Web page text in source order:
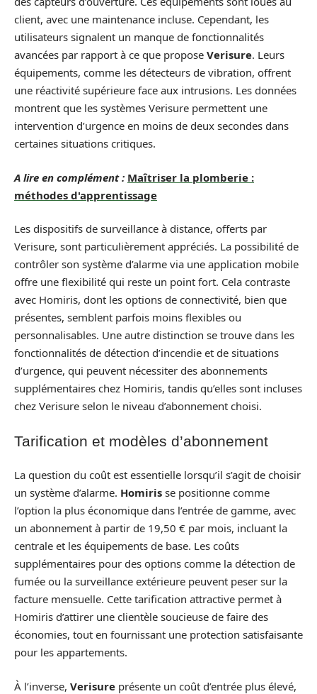
client, avec une maintenance incluse. Cependant, les
utilisateurs signalent un manque de fonctionnalités
avancées par rapport à ce que propose Verisure. Leurs
équipements, comme les détecteurs de vibration, offrent
une réactivité supérieure face aux intrusions. Les données
montrent que les systèmes Verisure permettent une
intervention d’urgence en moins de deux secondes dans
certaines situations critiques.
A lire en complément : Maîtriser la plomberie :
méthodes d'apprentissage
Les dispositifs de surveillance à distance, offerts par
Verisure, sont particulièrement appréciés. La possibilité de
contrôler son système d’alarme via une application mobile
offre une flexibilité qui reste un point fort. Cela contraste
avec Homiris, dont les options de connectivité, bien que
présentes, semblent parfois moins flexibles ou
personnalisables. Une autre distinction se trouve dans les
fonctionnalités de détection d’incendie et de situations
d’urgence, qui peuvent nécessiter des abonnements
supplémentaires chez Homiris, tandis qu’elles sont incluses
chez Verisure selon le niveau d’abonnement choisi.
Tarification et modèles d’abonnement
La question du coût est essentielle lorsqu’il s’agit de choisir
un système d’alarme. Homiris se positionne comme
l’option la plus économique dans l’entrée de gamme, avec
un abonnement à partir de 19,50 € par mois, incluant la
centrale et les équipements de base. Les coûts
supplémentaires pour des options comme la détection de
fumée ou la surveillance extérieure peuvent peser sur la
facture mensuelle. Cette tarification attractive permet à
Homiris d’attirer une clientèle soucieuse de faire des
économies, tout en fournissant une protection satisfaisante
pour les appartements.
À l’inverse, Verisure présente un coût d’entrée plus élevé,